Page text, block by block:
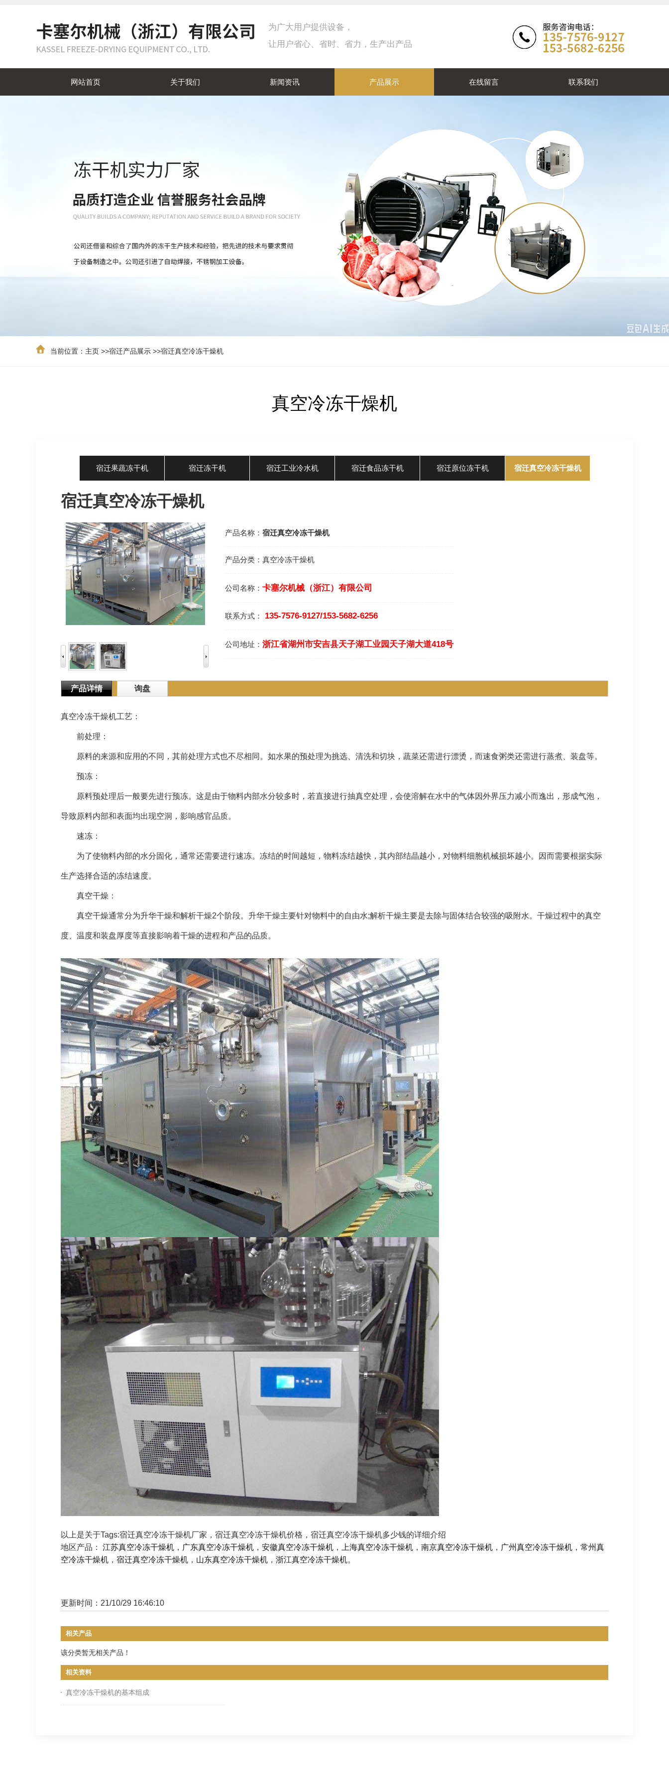
为广大用户提供设备，
让用户省心、省时、省力，生产出产品
网站首页 关于我们 新闻资讯 产品展示 在线留言 联系我们
当前位置： 主页 >>宿迁产品展示 >>宿迁真空冷冻干燥机
真空冷冻干燥机
宿迁果蔬冻干机 宿迁冻干机 宿迁工业冷水机 宿迁食品冻干机 宿迁原位冻干机 宿迁真空冷冻干燥机
宿迁真空冷冻干燥机
产品名称： 宿迁真空冷冻干燥机
产品分类： 真空冷冻干燥机
公司名称： 卡塞尔机械（浙江）有限公司
联系方式： 135-7576-9127/153-5682-6256
公司地址： 浙江省湖州市安吉县天子湖工业园天子湖大道418号
产品详情 询盘
真空冷冻干燥机工艺：
前处理：
原料的来源和应用的不同，其前处理方式也不尽相同。如水果的预处理为挑选、清洗和切块，蔬菜还需进行漂烫，而速食粥类还需进行蒸煮、装盘等。
预冻：
原料预处理后一般要先进行预冻。这是由于物料内部水分较多时，若直接进行抽真空处理，会使溶解在水中的气体因外界压力减小而逸出，形成气泡，
导致原料内部和表面均出现空洞，影响感官品质。
速冻：
为了使物料内部的水分固化，通常还需要进行速冻。冻结的时间越短，物料冻结越快，其内部结晶越小，对物料细胞机械损坏越小。因而需要根据实际
生产选择合适的冻结速度。
真空干燥：
真空干燥通常分为升华干燥和解析干燥2个阶段。升华干燥主要针对物料中的自由水;解析干燥主要是去除与固体结合较强的吸附水。干燥过程中的真空
度、温度和装盘厚度等直接影响着干燥的进程和产品的品质。
以上是关于Tags:宿迁真空冷冻干燥机厂家，宿迁真空冷冻干燥机价格，宿迁真空冷冻干燥机多少钱的详细介绍
地区产品： 江苏真空冷冻干燥机 ， 广东真空冷冻干燥机 ， 安徽真空冷冻干燥机 ， 上海真空冷冻干燥机 ， 南京真空冷冻干燥机 ， 广州真空冷冻干燥机 ， 常州真
空冷冻干燥机 ， 宿迁真空冷冻干燥机 ， 山东真空冷冻干燥机 ， 浙江真空冷冻干燥机。
更新时间：21/10/29 16:46:10
相关产品
该分类暂无相关产品！
相关资料
真空冷冻干燥机的基本组成